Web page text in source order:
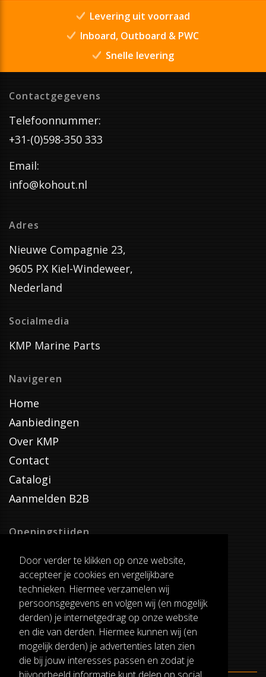
Door verder te klikken op onze website,
accepteer je cookies en vergelijkbare
technieken. Hiermee verzamelen wij
persoonsgegevens en volgen wij (en mogelijk
derden) je internetgedrag op onze website
en die van derden. Hiermee kunnen wij (en
mogelijk derden) je advertenties laten zien
die bij jouw interesses passen en zodat je
Levering uit voorraad
Inboard, Outboard & PWC
Snelle levering
Contactgegevens
Telefoonnummer:
+31-(0)598-350 333
Email:
info@kohout.nl
Adres
Nieuwe Compagnie 23,
9605 PX Kiel-Windeweer,
Nederland
Socialmedia
KMP Marine Parts
Navigeren
Home
Aanbiedingen
Over KMP
Contact
Catalogi
Aanmelden B2B
Openingstijden
Dinsdag T/M Zaterdag
van 8:00-17:00
Verzenddagen
Dinsdag T/M Vrijdag
Pauze
12:30-13:00